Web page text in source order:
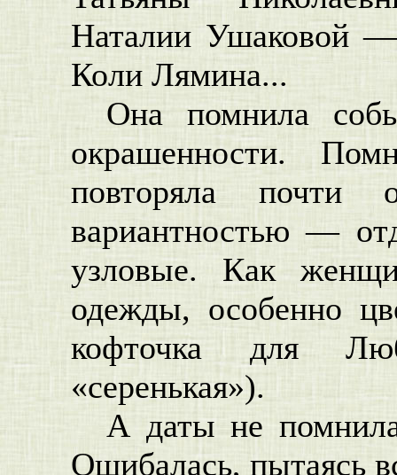
Наталии Ушаковой —
Коли Лямина...
Она помнила
окрашенности.
повторяла почти
вариантностью —
узловые. Как
одежды, особенно
кофточка для
«серенькая»).
А даты не
Ошибалась, пытаясь